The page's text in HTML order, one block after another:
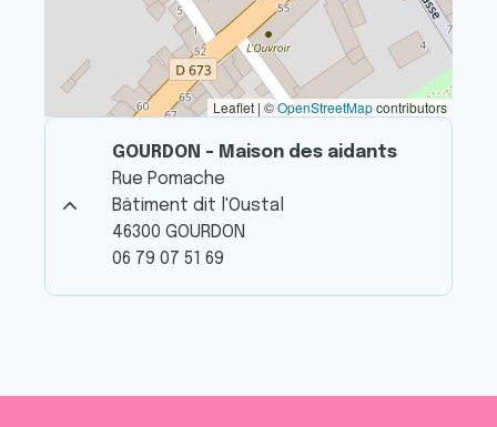
Leaflet | ©OpenStreetMapcontributors
GOURDON - Maison des aidants
Rue Pomache
Bâtiment dit l'Oustal
46300 GOURDON
06 79 07 51 69